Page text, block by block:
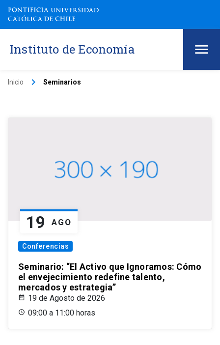
Instituto de Economía
Inicio keyboard_arrow_right Seminarios
19 AGO
Conferencias
Seminario: “El Activo que Ignoramos: Cómo
el envejecimiento redefine talento,
mercados y estrategia”
19 de Agosto de 2026
09:00 a 11:00 horas